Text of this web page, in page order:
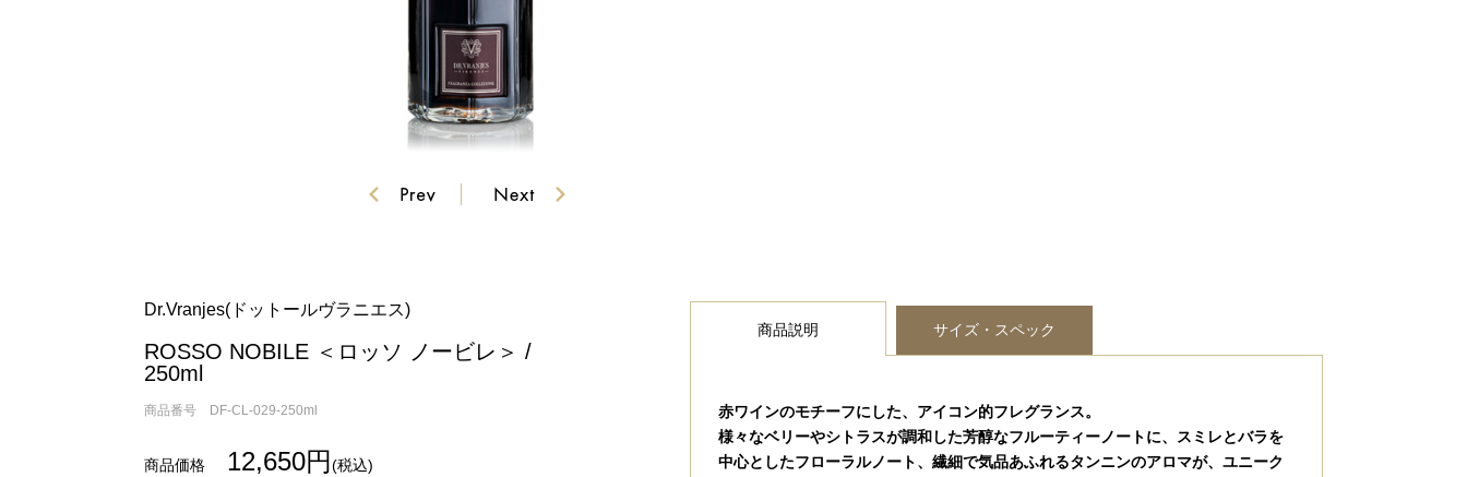
商品説明 サイズ・スペック
赤ワインのモチーフにした、アイコン的フレグランス。
様々なベリーやシトラスが調和した芳醇なフルーティーノートに、スミレとバラを
中心としたフローラルノート、繊細で気品あふれるタンニンのアロマが、ユニーク
Dr.Vranjes(ドットールヴラニエス)
ROSSO NOBILE ＜ロッソ ノービレ＞ /
250ml
商品番号 DF-CL-029-250ml
12,650円 (税込)